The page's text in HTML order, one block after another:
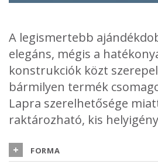
A legismertebb
elegáns, mégis a
konstrukciók közt
bármilyen termék
Lapra szerelhetősége
raktározható, kis
FORMA
A doboz különlegessége, hogy minden
készül a hajtogatás miatt, így elég
A tető magassága különböző méretű
konstrukcióhoz, mivel oldalai dupla
alapból erősebbek lesznek.